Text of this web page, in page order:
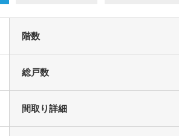
階数
総戸数
間取り詳細